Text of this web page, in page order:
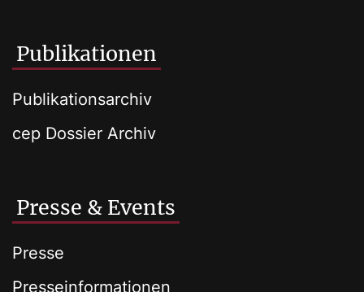
Publikationen
Publikationsarchiv
cep Dossier Archiv
Presse & Events
Presse
Presseinformationen